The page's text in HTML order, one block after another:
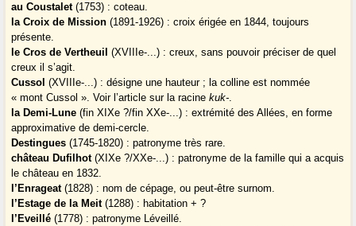
au Coustalet(1753) : coteau.
la Croix de Mission (1891-1926) : croix érigée en 1844, toujours
présente.
le Cros de Vertheuil (XVIIIe-...) : creux, sans pouvoir préciser de quel
creux il s’agit.
Cussol (XVIIIe-...) : désigne une hauteur ; la colline est nommée
« mont Cussol ». Voir l’article sur la racinekuk-.
la Demi-Lune (fin XIXe ?/fin XXe-...) : extrémité des Allées, en forme
approximative de demi-cercle.
Destingues (1745-1820) : patronyme très rare.
château Dufilhot(XIXe ?/XXe-...) : patronyme de la famille qui a acquis
le château en 1832.
l’Enrageat(1828) : nom de cépage, ou peut-être surnom.
l’Estage de la Meit(1288) : habitation + ?
l’Eveillé (1778) : patronyme Léveillé.